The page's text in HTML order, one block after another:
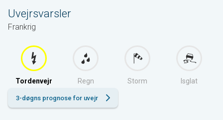
Uvejrsvarsler
Frankrig
Tordenvejr Regn Storm Isglat
3-døgns prognose for uvejr